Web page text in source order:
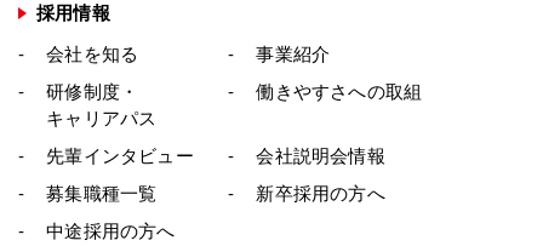
採用情報
会社を知る
事業紹介
研修制度・
キャリアパス
働きやすさへの取組
先輩インタビュー
会社説明会情報
募集職種一覧
新卒採用の方へ
中途採用の方へ